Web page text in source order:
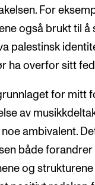
For
også brukt til å
palestinsk
ha overfor sitt
for mitt
av
ambivalent.
både
og